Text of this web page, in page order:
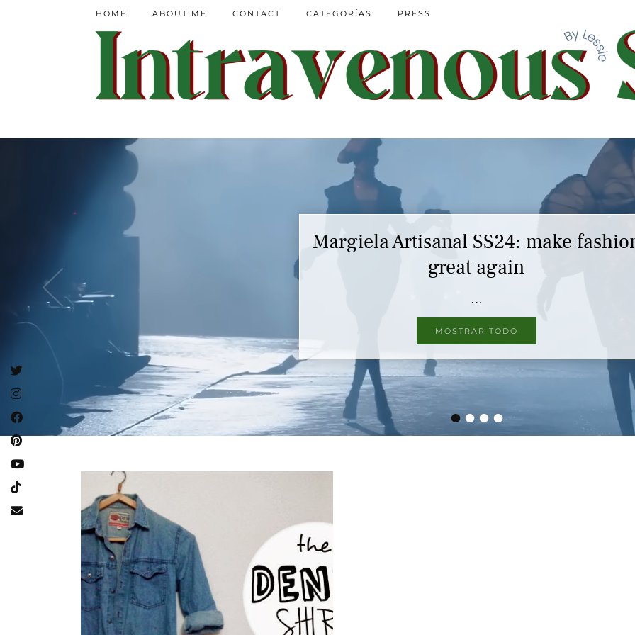
HOME ABOUT ME CONTACT CATEGORÍAS PRESS
••••
Margiela Artisanal SS24: make
great again
…
MOSTRAR TODO